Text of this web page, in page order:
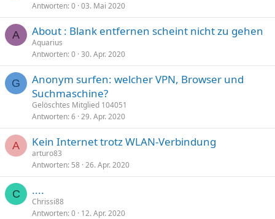
Antworten 0 03. Mai 2020
A About : Blank entfernen scheint nicht zu gehen
Aquarius
Antworten 0 30. Apr. 2020
G
Anonym surfen: welcher VPN, Browser und
Suchmaschine?
Gelöschtes Mitglied 104051
Antworten 6 29. Apr. 2020
A Kein Internet trotz WLAN-Verbindung
arturo83
Antworten 58 26. Apr. 2020
C ....
Chrissi88
Antworten 0 12. Apr. 2020